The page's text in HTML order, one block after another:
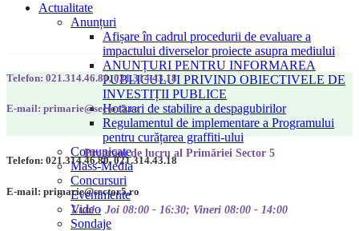
Actualitate
Anunțuri
Afișare în cadrul procedurii de evaluare a
impactului diverselor proiecte asupra mediului
ANUNȚURI PENTRU INFORMAREA
PUBLICULUI PRIVIND OBIECTIVELE DE
INVESTIȚII PUBLICE
Hotarari de stabilire a despagubirilor
Regulamentul de implementare a Programului
pentru curățarea graffiti-ului
Comunicate
Mass-Media
Concursuri
Evenimente
Video
Sondaje
Telefon: 021.314.46.80, 021.314.43.18
E-mail: primarie@sector5.ro
Program de lucru al Primăriei Sector 5
Luni - Joi 08:00 - 16:30; Vineri 08:00 - 14:00
Telefon: 021.314.46.80, 021.314.43.18
E-mail: primarie@sector5.ro